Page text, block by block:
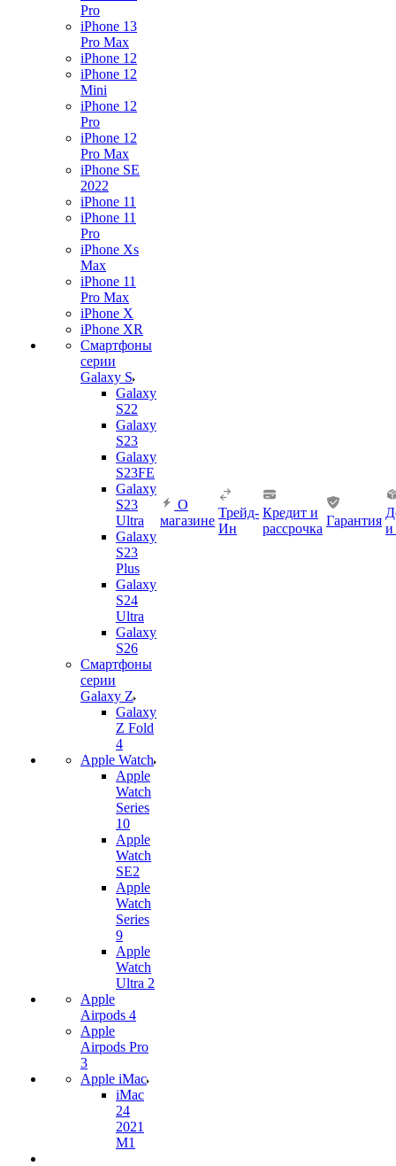
Pro
iPhone 13
Pro Max
iPhone 12
iPhone 12
Mini
iPhone 12
Pro
iPhone 12
Pro Max
iPhone SE
2022
iPhone 11
iPhone 11
Pro
iPhone Xs
Max
iPhone 11
Pro Max
iPhone X
iPhone XR
Смартфоны
серии
Galaxy S
Galaxy
S22
Galaxy
S23
Galaxy
S23FE
Galaxy
S23
Ultra
Galaxy
S23
Plus
Galaxy
S24
Ultra
Galaxy
S26
Смартфоны
серии
Galaxy Z
Galaxy
Z Fold
4
Apple Watch
Apple
Watch
Series
10
Apple
Watch
SE2
Apple
Watch
Series
9
Apple
Watch
Ultra 2
Apple
Airpods 4
Apple
Airpods Pro
3
Apple iMac
iMac
24
2021
M1
О
магазине
Трейд-
Ин
Кредит и
рассрочка
Гарантия
и